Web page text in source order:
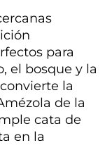
para
el bosque y la
la
de la
cata de
en la